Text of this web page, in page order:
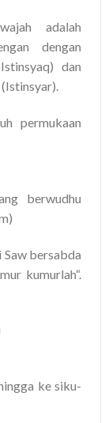
adalah
dengan
dan
permukaan
berwudhu
bersabda
kumurlah“.
ke siku-